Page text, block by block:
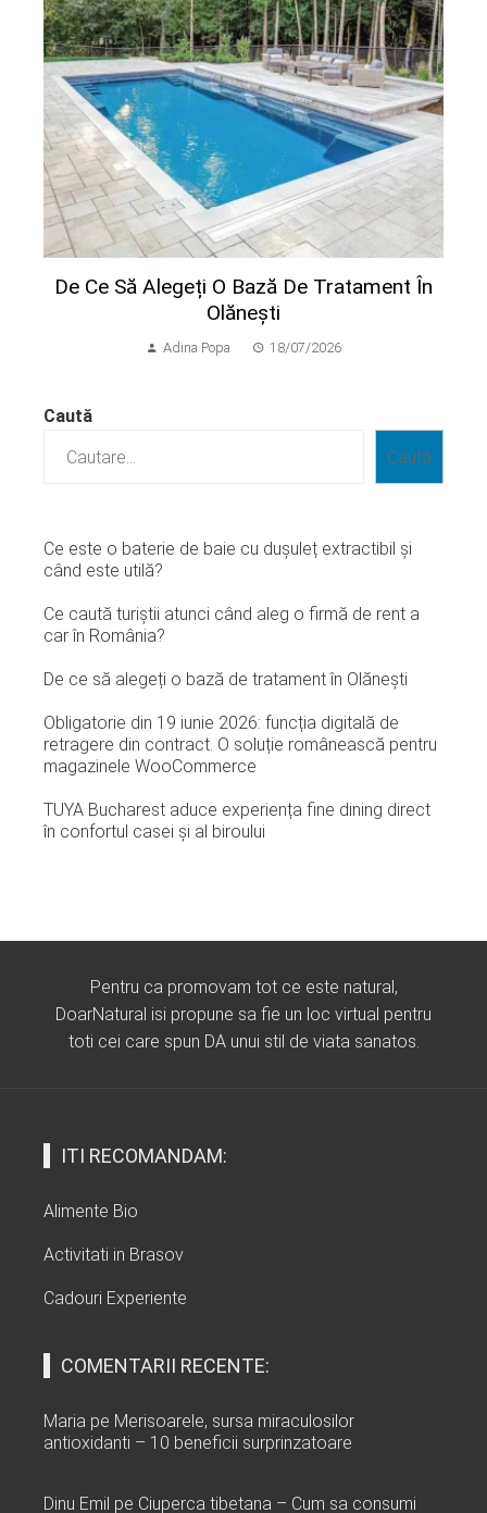
De Ce Să Alegeți O Bază De Tratament În
Olănești
Adina Popa 18/07/2026
Caută
Caută
Ce este o baterie de baie cu dușuleț extractibil și
când este utilă?
Ce caută turiștii atunci când aleg o firmă de rent a
car în România?
De ce să alegeți o bază de tratament în Olănești
Obligatorie din 19 iunie 2026: funcția digitală de
retragere din contract. O soluție românească pentru
magazinele WooCommerce
TUYA Bucharest aduce experiența fine dining direct
în confortul casei și al biroului
Pentru ca promovam tot ce este natural,
DoarNatural isi propune sa fie un loc virtual pentru
toti cei care spun DA unui stil de viata sanatos.
ITI RECOMANDAM:
Alimente Bio
Activitati in Brasov
Cadouri Experiente
COMENTARII RECENTE:
Maria pe Merisoarele, sursa miraculosilor
antioxidanti – 10 beneficii surprinzatoare
Dinu Emil pe Ciuperca tibetana – Cum sa consumi